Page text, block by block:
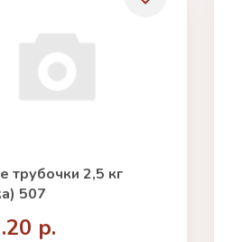
трубочки 2,5 кг
507
р.